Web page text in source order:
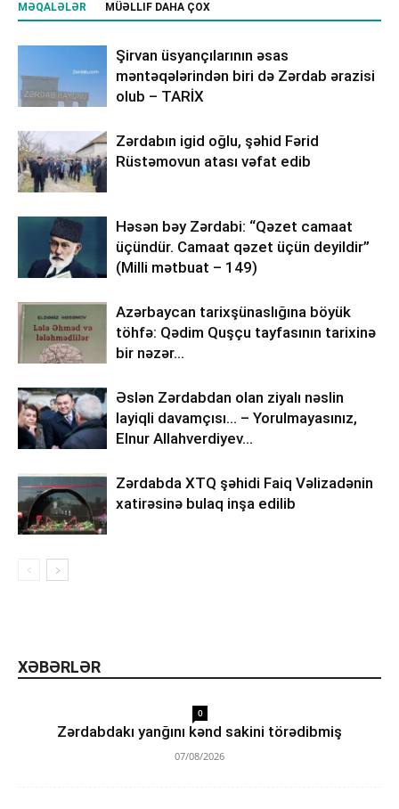
MƏQALƏLƏR MÜƏLLIF DAHA ÇOX
Şirvan üsyançılarının əsas
məntəqələrindən biri də Zərdab ərazisi
olub – TARİX
Zərdabın igid oğlu, şəhid Fərid
Rüstəmovun atası vəfat edib
Həsən bəy Zərdabi: “Qəzet camaat
üçündür. Camaat qəzet üçün deyildir”
(Milli mətbuat – 149)
Azərbaycan tarixşünaslığına böyük
töhfə: Qədim Quşçu tayfasının tarixinə
bir nəzər…
Əslən Zərdabdan olan ziyalı nəslin
layiqli davamçısı… – Yorulmayasınız,
Elnur Allahverdiyev…
Zərdabda XTQ şəhidi Faiq Vəlizadənin
xatirəsinə bulaq inşa edilib
XƏBƏRLƏR
0
Zərdabdakı yanğını kənd sakini törədibmiş
07/08/2026